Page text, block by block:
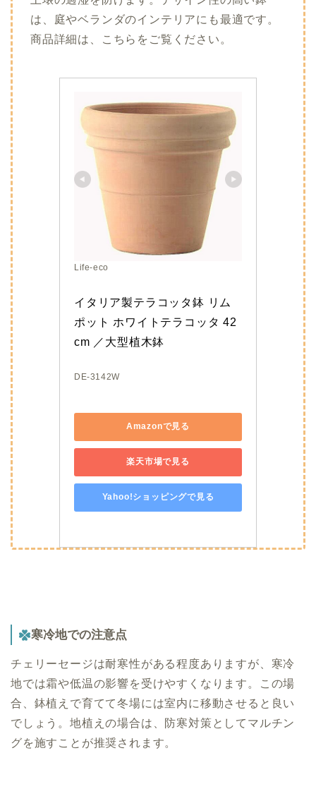
は、庭やベランダのインテリアにも最適です。
商品詳細は、こちらをご覧ください。
Life-eco
イタリア製テラコッタ鉢 リム
ポット ホワイトテラコッタ 42
cm ／大型植木鉢
DE-3142W
Amazonで見る
楽天市場で見る
Yahoo!ショッピングで見る
寒冷地での注意点
チェリーセージは耐寒性がある程度ありますが、寒冷
地では霜や低温の影響を受けやすくなります。この場
合、鉢植えで育てて冬場には室内に移動させると良い
でしょう。地植えの場合は、防寒対策としてマルチン
グを施すことが推奨されます。